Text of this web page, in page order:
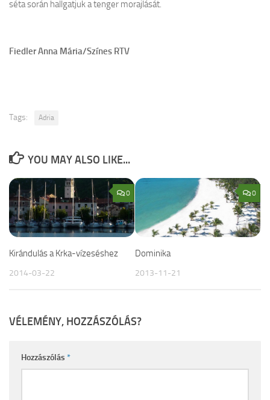
séta során hallgatjuk a tenger morajlását.
Fiedler Anna Mária/Színes RTV
Tags: Adria
YOU MAY ALSO LIKE...
0
Kirándulás a Krka-vízeséshez
2014-03-22
0
Dominika
2013-11-21
VÉLEMÉNY, HOZZÁSZÓLÁS?
Hozzászólás *